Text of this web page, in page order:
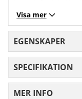
ömmande muskler
Varför du kommer
Dubbel
huden, kraftfull för
inSPORTline.
Visa mer
EGENSKAPER
SPECIFIKATION
MER INFO